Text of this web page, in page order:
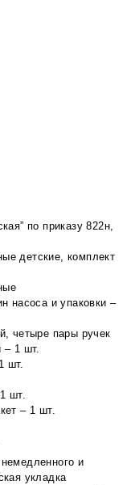
по приказу 822н,
детские, комплект
насоса и упаковки –
четыре пары ручек
– 1 шт.
шт.
шт.
– 1 шт.
и
укладка